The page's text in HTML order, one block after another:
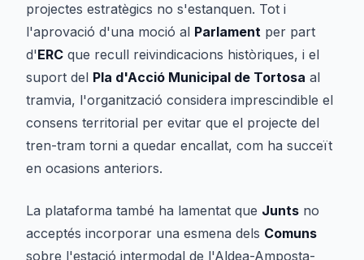
projectes estratègics no s'estanquen. Tot i
l'aprovació d'una moció al Parlament per part
d'ERC que recull reivindicacions històriques, i el
suport del Pla d'Acció Municipal de Tortosa al
tramvia, l'organització considera imprescindible el
consens territorial per evitar que el projecte del
tren-tram torni a quedar encallat, com ha succeït
en ocasions anteriors.
La plataforma també ha lamentat que Junts no
acceptés incorporar una esmena dels Comuns
sobre l'estació intermodal de l'Aldea-Amposta-